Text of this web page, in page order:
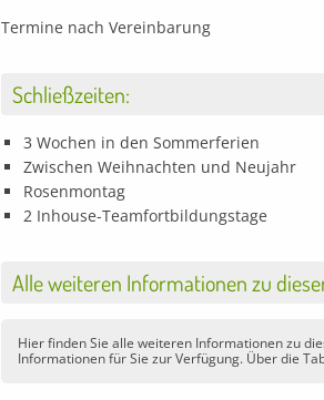
Termine nach Vereinbarung
Schließzeiten:
3 Wochen in den Sommerferien
Zwischen Weihnachten und Neujahr
Rosenmontag
2 Inhouse-Teamfortbildungstage
Alle weiteren Informationen zu
Hier finden Sie alle weiteren Informationen zu
Informationen für Sie zur Verfügung. Über die